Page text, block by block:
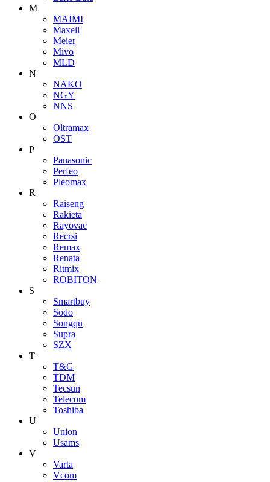
M
MAIMI
Maxell
Meier
Mivo
MLD
N
NAKO
NGY
NNS
O
Oltramax
OST
P
Panasonic
Perfeo
Pleomax
R
Raiseng
Rakieta
Rayovac
Recrsi
Remax
Renata
Ritmix
ROBITON
S
Smartbuy
Sodo
Songqu
Supra
SZX
T
T&G
TDM
Tecsun
Telecom
Toshiba
U
Union
Usams
V
Varta
Vcom